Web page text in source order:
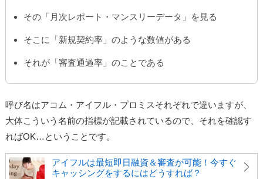
その「月次レポート・マンスリーデータ」を見る
そこに「新規契約率」のような数値がある
それが「審査通過率」のことである
呼び名はアコム・アイフル・プロミスそれぞれで違いますが、
大体こういう名前の指標が記載されているので、それを確認す
ればOK…ということです。
アイフルは最短即日融資＆審査が可能！今すぐ
キャッシングをするにはどうすれば？